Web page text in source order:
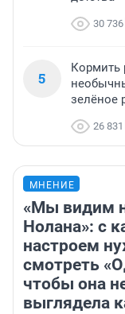
30 736
5
Кормить
зелёное
26 831
МНЕНИЕ
«Мы видим
Нолана»: с
настроем
смотреть
чтобы она
выглядела